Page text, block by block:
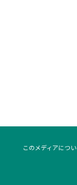
このメディアにつ